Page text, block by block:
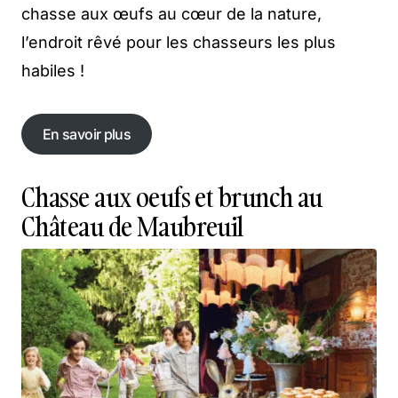
chasse aux œufs au cœur de la nature,
l’endroit rêvé pour les chasseurs les plus
habiles !
En savoir plus
En savoir plus
Chasse aux oeufs et brunch au
Château de Maubreuil